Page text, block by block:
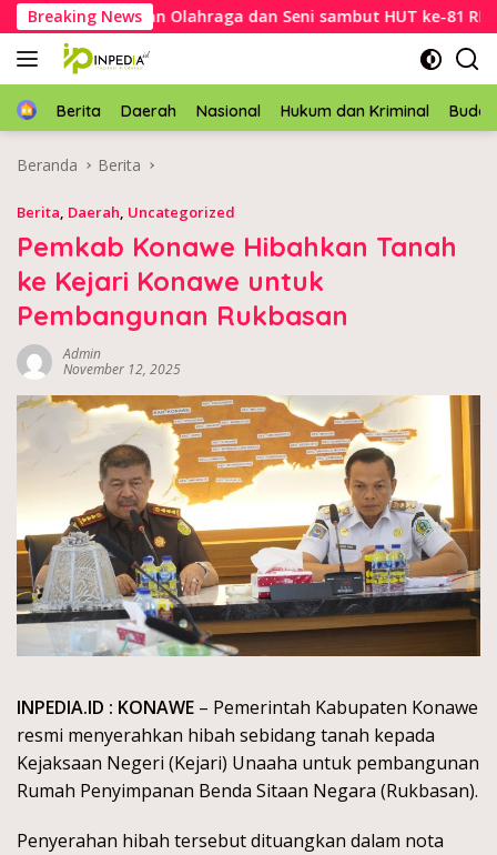
Langsung
ke
konten
Breaking News
buka Pekan Olahraga dan Seni sambut HUT ke-81 RI
HomeBerita Daerah Nasional Hukum dan Kriminal
Beranda Berita
Berita, Daerah, Uncategorized
Pemkab Konawe Hibahkan Tanah
ke Kejari Konawe untuk
Pembangunan Rukbasan
Admin
November 12, 2025
INPEDIA.ID : KONAWE – Pemerintah Kabupaten Konawe
resmi menyerahkan hibah sebidang tanah kepada
Kejaksaan Negeri (Kejari) Unaaha untuk pembangunan
Rumah Penyimpanan Benda Sitaan Negara (Rukbasan).
Penyerahan hibah tersebut dituangkan dalam nota